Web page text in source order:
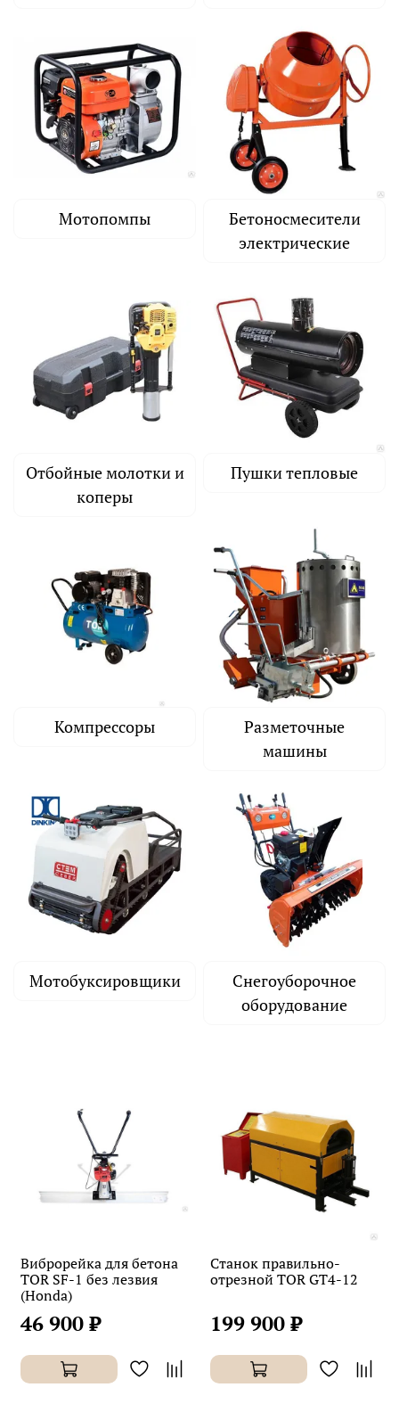
Мотопомпы
Бетоносмесители
электрические
Отбойные молотки и
коперы
Пушки тепловые
Компрессоры
Разметочные
машины
Мотобуксировщики
Снегоуборочное
оборудование
Виброрейка для бетона
TOR SF-1 без лезвия
(Honda)
46 900 ₽
Станок правильно-
отрезной TOR GT4-12
199 900 ₽